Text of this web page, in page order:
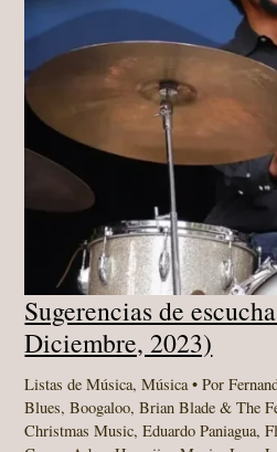
Sugerencias de
Diciembre, 2023)
Listas de Música,Música • Por
Blues,Boogaloo,Brian Blade & The
Christmas Music,Eduardo Paniagua,